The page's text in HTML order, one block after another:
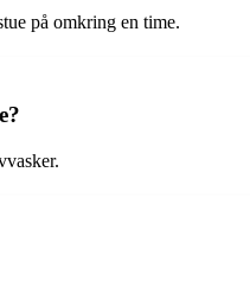
på omkring en time.